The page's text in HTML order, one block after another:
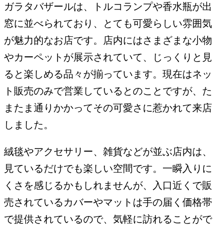
ガラタバザールは、トルコランプや香水瓶が出
窓に並べられており、とても可愛らしい雰囲気
が魅力的なお店です。店内にはさまざまな小物
やカーペットが展示されていて、じっくりと見
ると楽しめる品々が揃っています。現在はネッ
ト販売のみで営業しているとのことですが、た
またま通りかかってその可愛さに惹かれて来店
しました。
絨毯やアクセサリー、雑貨などが並ぶ店内は、
見ているだけでも楽しい空間です。一瞬入りに
くさを感じるかもしれませんが、入口近くで販
売されているカバーやマットは手の届く価格帯
で提供されているので、気軽に訪れることがで